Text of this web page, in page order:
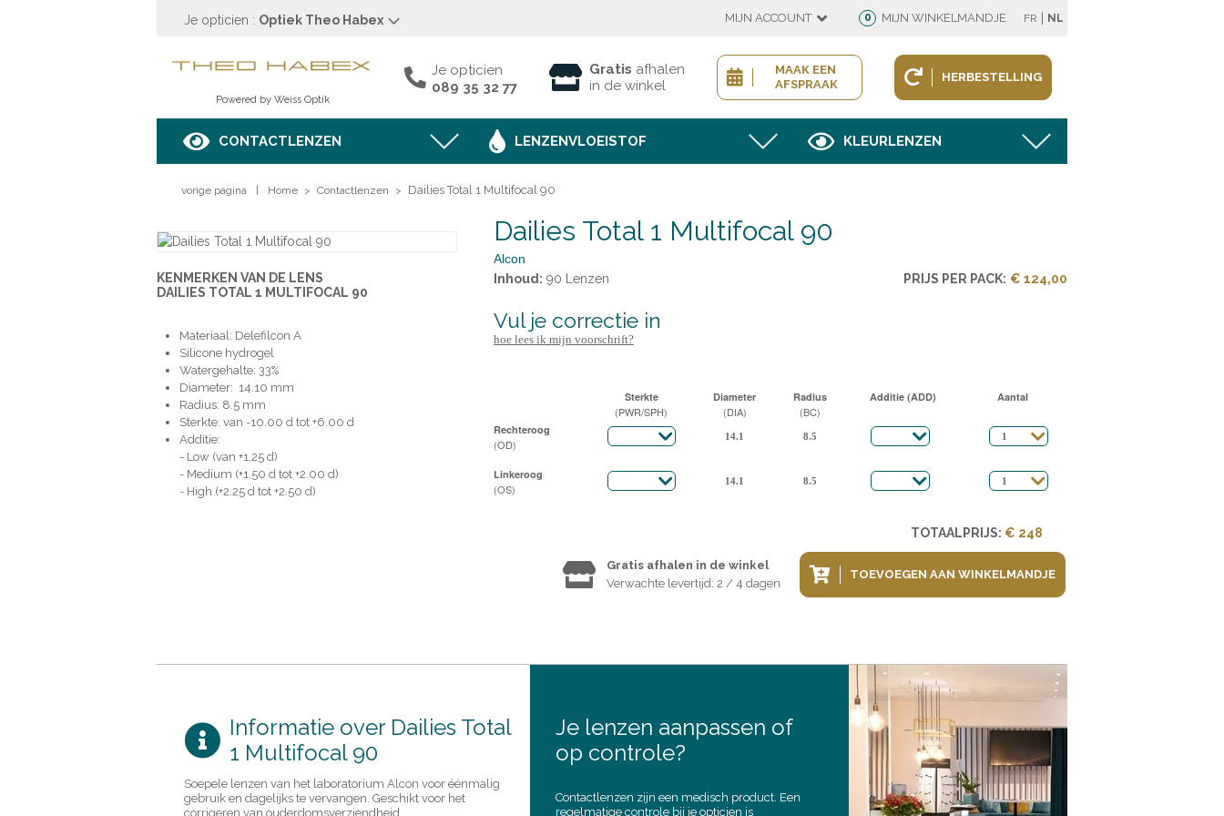
Je opticien : Optiek Theo Habex
Stationsstraat 24
089 35 32 77
Bekijk op de kaart
OPENINGSUREN
Maandag
Gesloten
Donderdag
9u00 tot 12u00 - 13u00 tot 18u00
Zaterdag
10u00 tot 17u00
Zondag
Gesloten
MAAK EEN AFSPRAAK
MIJN ACCOUNT
Inloggen bestaande klant
Toon
wachtwoord
BEVESTIGEN
Nieuwe klant
0 MIJN WINKELMANDJE FR | NL
Powered by Weiss Optik
Je opticien
089 35 32 77
Gratis afhalen
in de winkel
MAAK EEN
AFSPRAAK
HERBESTELLING
CONTACTLENZEN LENZENVLOEISTOF KLEURLENZEN
vorige pagina Home > Contactlenzen > Dailies Total 1 Multifocal 90
Dailies Total 1 Multifocal 90
Alcon
Inhoud: 90 Lenzen PRIJS PER PACK: € 124,00
vul je correctie in
hoe lees ik mijn voorschrift?
Sterkte
(PWR/SPH)
Diameter
(DIA)
Radius
(BC)
Additie (ADD) Aantal
Rechteroog
(OD)
Linkeroog
(OS)
TOTAALPRIJS: € 248
TOEVOEGEN AAN WINKELMANDJE
Gratis afhalen in de winkel
Verwachte levertijd: 2 / 4 dagen
KENMERKEN VAN DE LENS
DAILIES TOTAL 1 MULTIFOCAL 90
Materiaal: Delefilcon A
Silicone hydrogel
Watergehalte: 33%
Diameter: 14.10 mm
Radius: 8.5 mm
Sterkte: van -10.00 d tot +6.00 d
Additie:
- Low (van +1.25 d)
- Medium (+1.50 d tot +2.00 d)
- High (+2.25 d tot +2.50 d)
Informatie over Dailies Total
1 Multifocal 90
Soepele lenzen van het laboratorium Alcon voor éénmalig
gebruik en dagelijks te vervangen. Geschikt voor het
corrigeren van ouderdomsverziendheid.
Je lenzen aanpassen of
op controle?
Contactlenzen zijn een medisch product. Een
regelmatige controle bij je opticien is